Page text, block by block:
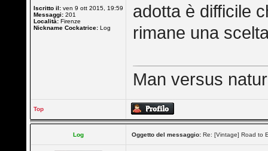
Iscritto il: ven 9 ott 2015, 19:59
Messaggi: 201
Località: Firenze
Nickname Cockatrice: Log
adotta è difficile
rimane una
Man versus
Top
Log Oggetto del messaggio: Re: [Vintage] Road to